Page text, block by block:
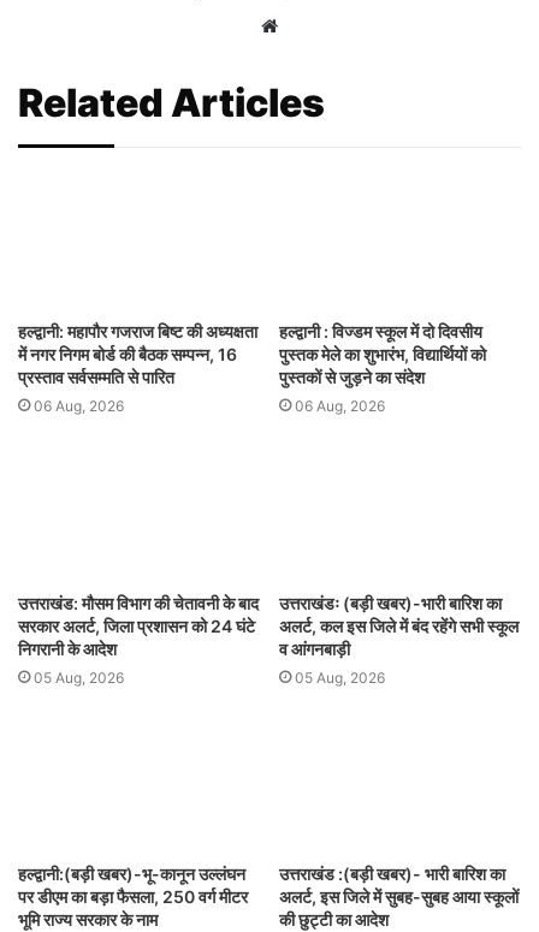
Website
Related Articles
हल्द्वानी: महापौर गजराज बिष्ट की अध्यक्षता
में नगर निगम बोर्ड की बैठक सम्पन्न, 16
प्रस्ताव सर्वसम्मति से पारित
06 Aug, 2026
हल्द्वानी : विज्डम स्कूल में दो दिवसीय
पुस्तक मेले का शुभारंभ, विद्यार्थियों को
पुस्तकों से जुड़ने का संदेश
06 Aug, 2026
उत्तराखंड: मौसम विभाग की चेतावनी के बाद
सरकार अलर्ट, जिला प्रशासन को 24 घंटे
निगरानी के आदेश
05 Aug, 2026
उत्तराखंडः (बड़ी खबर)-भारी बारिश का
अलर्ट, कल इस जिले में बंद रहेंगे सभी स्कूल
व आंगनबाड़ी
05 Aug, 2026
हल्द्वानी:(बड़ी खबर)-भू-कानून उल्लंघन
पर डीएम का बड़ा फैसला, 250 वर्ग मीटर
भूमि राज्य सरकार के नाम
उत्तराखंड :(बड़ी खबर)- भारी बारिश का
अलर्ट, इस जिले में सुबह-सुबह आया स्कूलों
की छुट्टी का आदेश